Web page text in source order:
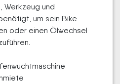
Werkzeug und
um sein Bike
oder einen Ölwechsel